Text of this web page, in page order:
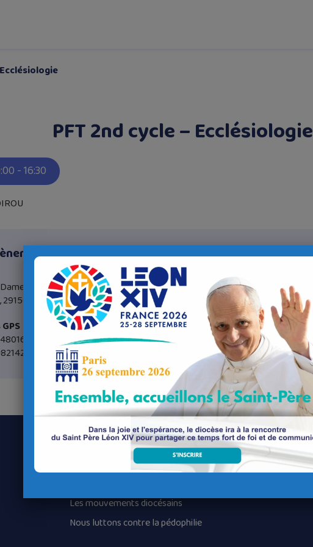
PFT 2nd cycle – Ecclésiologie
- 16:30
Châteaulin
Les mouvements diocésains
Nous luttons contre la pédophilie